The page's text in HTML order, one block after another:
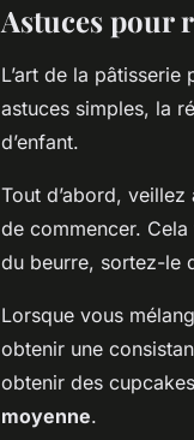
Astuces pour
L’art de la
astuces simples, la
d’enfant.
Tout d’abord,
de commencer.
du beurre, sortez-le
Lorsque vous
obtenir une
obtenir des
moyenne.